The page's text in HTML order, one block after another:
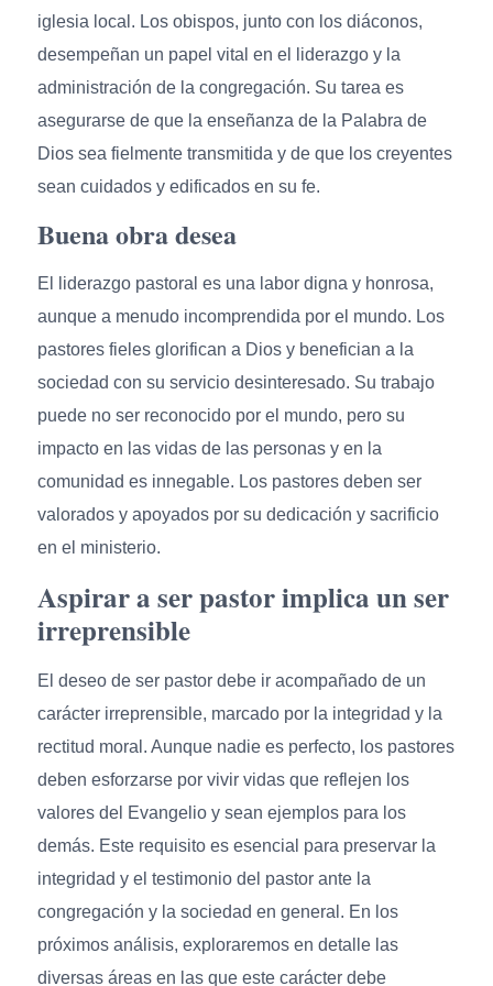
iglesia local. Los obispos, junto con los diáconos,
desempeñan un papel vital en el liderazgo y la
administración de la congregación. Su tarea es
asegurarse de que la enseñanza de la Palabra de
Dios sea fielmente transmitida y de que los creyentes
sean cuidados y edificados en su fe.
Buena obra desea
El liderazgo pastoral es una labor digna y honrosa,
aunque a menudo incomprendida por el mundo. Los
pastores fieles glorifican a Dios y benefician a la
sociedad con su servicio desinteresado. Su trabajo
puede no ser reconocido por el mundo, pero su
impacto en las vidas de las personas y en la
comunidad es innegable. Los pastores deben ser
valorados y apoyados por su dedicación y sacrificio
en el ministerio.
Aspirar a ser pastor implica un ser
irreprensible
El deseo de ser pastor debe ir acompañado de un
carácter irreprensible, marcado por la integridad y la
rectitud moral. Aunque nadie es perfecto, los pastores
deben esforzarse por vivir vidas que reflejen los
valores del Evangelio y sean ejemplos para los
demás. Este requisito es esencial para preservar la
integridad y el testimonio del pastor ante la
congregación y la sociedad en general. En los
próximos análisis, exploraremos en detalle las
diversas áreas en las que este carácter debe